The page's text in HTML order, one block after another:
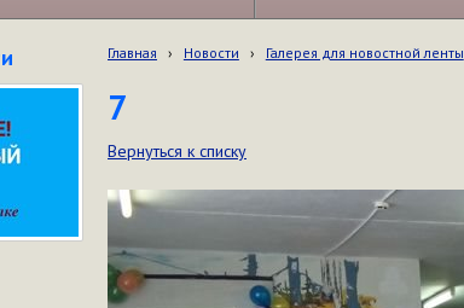
Главная › Новости › Галерея для новостной ленты
7
Вернуться к списку